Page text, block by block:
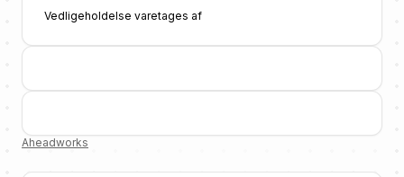
Vedligeholdelse varetages af
Aheadworks